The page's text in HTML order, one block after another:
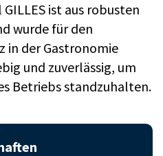
ist aus robusten
wurde für den
in der Gastronomie
und zuverlässig, um
Betriebs standzuhalten.